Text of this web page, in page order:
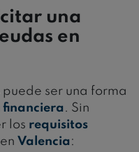
una
en
ser una forma
financiera. Sin
los requisitos
en Valencia: